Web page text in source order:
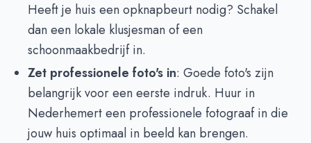
Heeft je huis een opknapbeurt nodig? Schakel
dan een lokale klusjesman of een
schoonmaakbedrijf in.
Zet professionele foto's in: Goede foto's zijn
belangrijk voor een eerste indruk. Huur in
Nederhemert een professionele fotograaf in die
jouw huis optimaal in beeld kan brengen.